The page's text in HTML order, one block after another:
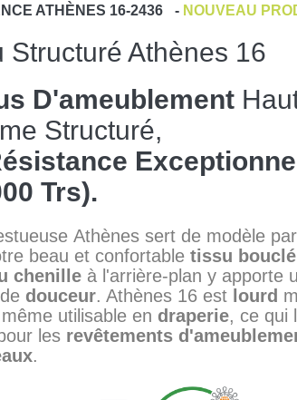
ATHÈNES 16-2436 - NOUVEAU
Structuré Athènes 16
D'ameublement
Structuré,
Trs).
Athènes sert de modèle
beau et confortable tissu bouclé
chenilleà l'arrière-plan y apporte
douceur. Athènes 16 est lourd
utilisable en draperie, ce qui
les revêtements
.